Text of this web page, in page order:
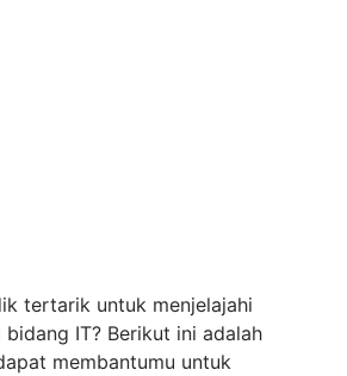
tertarik untuk menjelajahi
IT? Berikut ini adalah
membantumu untuk